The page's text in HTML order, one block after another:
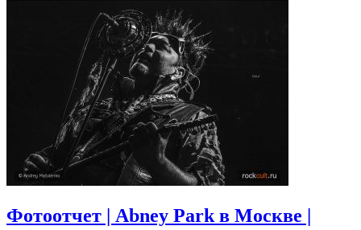
Фотоотчет | Abney Park в Москве |